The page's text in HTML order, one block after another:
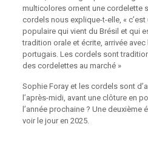
multicolores ornent une cordelette
cordels nous explique-t-elle, «
populaire qui vient du Brésil et qui
tradition orale et écrite, arrivée
portugais. Les cordels sont
des cordelettes au marché »
Sophie Foray et les cordels sont
l’après-midi, avant une clôture en
l’année prochaine ? Une
voir le jour en 2025.